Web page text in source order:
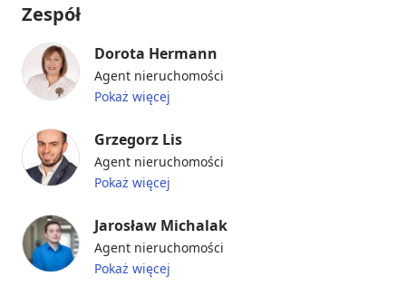
Zespół
Dorota Hermann
Agent nieruchomości
Pokaż więcej
Grzegorz Lis
Agent nieruchomości
Pokaż więcej
Jarosław Michalak
Agent nieruchomości
Pokaż więcej